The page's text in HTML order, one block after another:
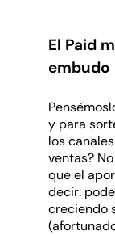
El Paid
embudo
y para
los
ventas?
que el
decir:
creciendo